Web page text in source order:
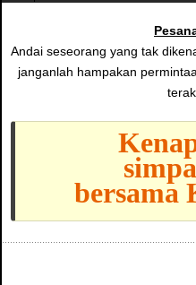
Andai seseorang yang tak
janganlah hampakan
bersama